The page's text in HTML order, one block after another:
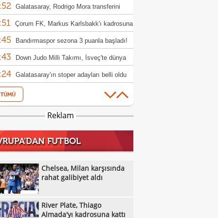
Galatasaray, Rodrigo Mora transferini
Çorum FK, Markus Karlsbakk'ı kadrosuna
Bandırmaspor sezona 3 puanla başladı!
Down Judo Milli Takımı, İsveç'te dünya
oldu
Galatasaray'ın stoper adayları belli oldu
Ferhat Akbaş, Asya'da yılın başantrenörü
Gaziantep Basketbol'un yeni başkanı
Frankfurt, hazırlık maçında Hull City'yi
Boluspor'da 2 yeni transfer
Samsunspor, Kasımpaşa'yı mağlup etti!
Kocaelispor'dan Muhammed Efe Küçük'e
Reklam
FUTBOL
Chelsea, Milan karşısında
rahat galibiyet aldı
River Plate, Thiago
Almada'yı kadrosuna kattı